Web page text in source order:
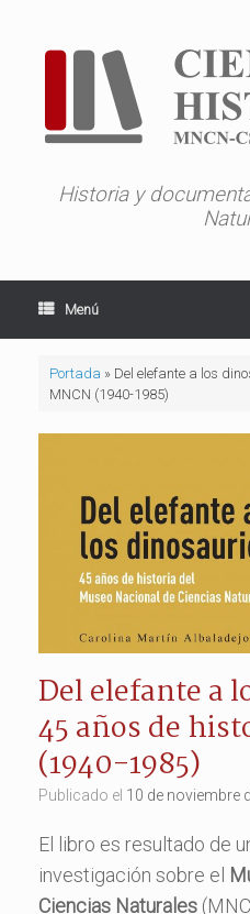
contenido
Historia y
Menú
Portada » Del elefante a los
MNCN (1940-1985)
Del elefante a
45 años de
(1940-1985)
Publicado el 10 de noviembre
El libro es resultado de
investigación sobre el
Ciencias Naturales